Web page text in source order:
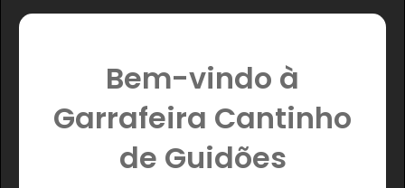
Bem-vindo à
Garrafeira Cantinho
de Guidões